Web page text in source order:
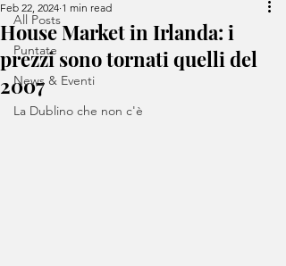
All Posts
Puntate
News & Eventi
La Dublino che non c'è
House Market in Irlanda: i
prezzi sono tornati quelli del
2007
Feb 22, 2024 1 min read